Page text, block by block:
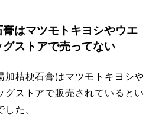
はマツモトキヨシやウエ
ストアで売ってない
加桔梗石膏はマツモトキヨシや
グストアで販売されているとい
た。